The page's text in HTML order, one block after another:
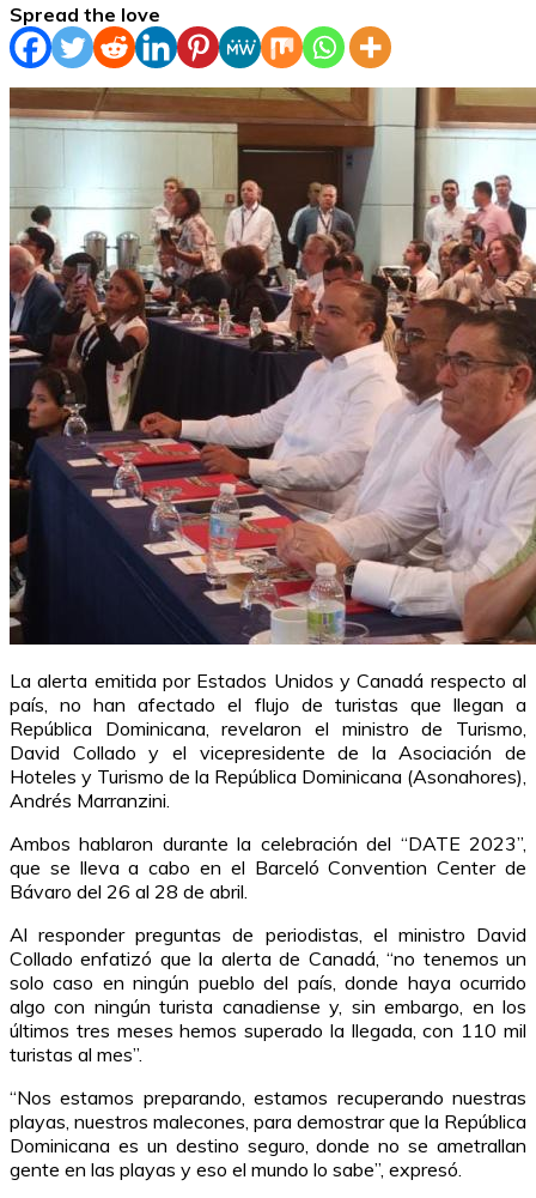
Spread the love
La alerta emitida por Estados Unidos y Canadá respecto al
país, no han afectado el flujo de turistas que llegan a
República Dominicana, revelaron el ministro de Turismo,
David Collado y el vicepresidente de la Asociación de
Hoteles y Turismo de la República Dominicana (Asonahores),
Andrés Marranzini.
Ambos hablaron durante la celebración del “DATE 2023”,
que se lleva a cabo en el Barceló Convention Center de
Bávaro del 26 al 28 de abril.
Al responder preguntas de periodistas, el ministro David
Collado enfatizó que la alerta de Canadá, “no tenemos un
solo caso en ningún pueblo del país, donde haya ocurrido
algo con ningún turista canadiense y, sin embargo, en los
últimos tres meses hemos superado la llegada, con 110 mil
turistas al mes”.
“Nos estamos preparando, estamos recuperando nuestras
playas, nuestros malecones, para demostrar que la República
Dominicana es un destino seguro, donde no se ametrallan
gente en las playas y eso el mundo lo sabe”, expresó.